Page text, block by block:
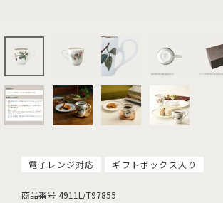
電子レンジ対応 ギフトボックス入り
商品番号 4911L/T97855